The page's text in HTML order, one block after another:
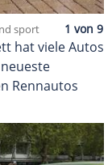
sport
hat viele Autos
Rennautos